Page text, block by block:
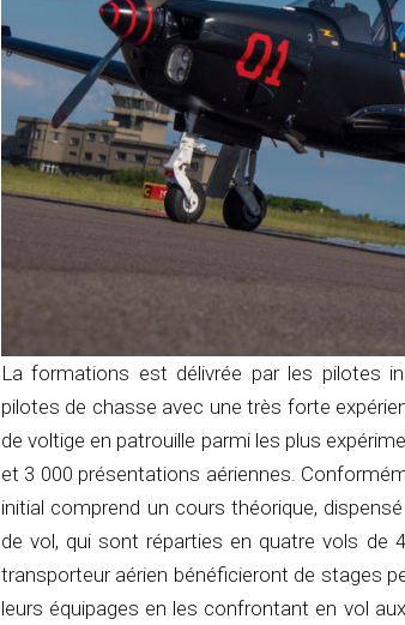
La formations est délivrée par les pilotes
pilotes de chasse avec une très forte
de voltige en patrouille parmi les plus
et 3 000 présentations aériennes.
initial comprend un cours théorique,
de vol, qui sont réparties en quatre vols de
transporteur aérien bénéficieront de stages
leurs équipages en les confrontant en vol